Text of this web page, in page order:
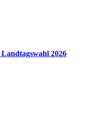
2026